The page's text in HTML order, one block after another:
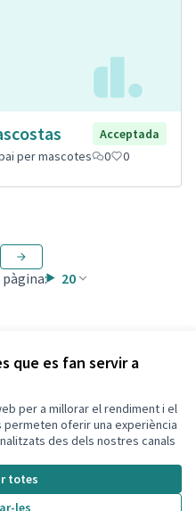
que es fan servir a
per a millorar el rendiment i el
oferir una experiència
des dels nostres canals
totes
les
Acceptada
per mascotes 0 0
20